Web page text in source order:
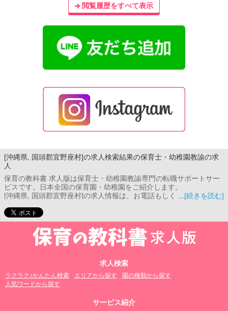
閲覧履歴をすべて表示
[沖縄県, 国頭郡宜野座村]の求人検索結果の保育士・幼稚園教諭の求
人
保育の教科書 求人版は保育士・幼稚園教諭専門の転職サポートサー
ビスです。日本全国の保育園・幼稚園をご紹介します。
[沖縄県, 国頭郡宜野座村]の求人情報は、お電話もしくはメール相談
をお伺いし、あなたのご希望に合った保育園をご紹介します。
[続きを読む]
求人検索
ラクラク♪かんたん検索 エリアから探す
園の種類から探す
人気ワードから探す
サービス紹介